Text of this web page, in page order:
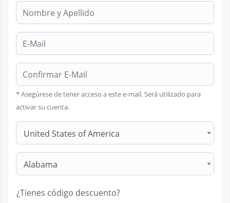
Nombre:
E-Mail:
Confirmar E-Mail:
* Asegúrese de tener acceso a este e-mail. Será utilizado para
activar su cuenta.
United States of America
Alabama
¿Tienes código descuento?